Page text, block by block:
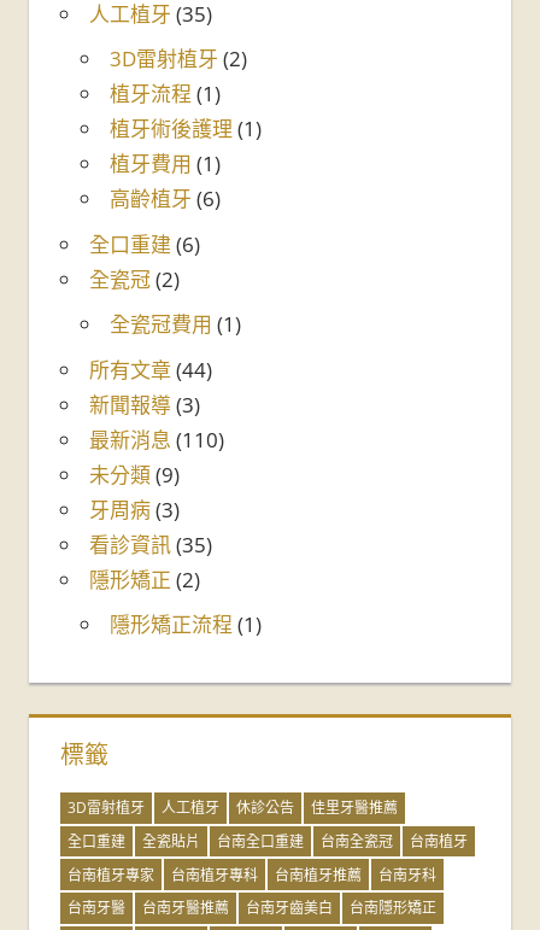
人工植牙 (35)
3D雷射植牙 (2)
植牙流程 (1)
植牙術後護理 (1)
植牙費用 (1)
高齡植牙 (6)
全口重建 (6)
全瓷冠(2)
全瓷冠費用 (1)
所有文章(44)
新聞報導(3)
最新消息 (110)
未分類(9)
牙周病(3)
看診資訊(35)
隱形矯正 (2)
隱形矯正流程 (1)
標籤
3D雷射植牙 人工植牙 休診公告
佳里牙醫推薦
全口重建
全瓷貼片 台南全口重建 台南全瓷冠
台南植牙
台南植牙專家
台南植牙專科 台南植牙推薦
台南牙科
台南牙醫
台南牙醫推薦 台南牙齒美白
台南隱形矯正